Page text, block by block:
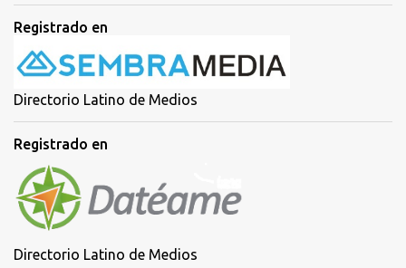
Registrado en
Directorio Latino de Medios
Registrado en
Directorio Latino de Medios